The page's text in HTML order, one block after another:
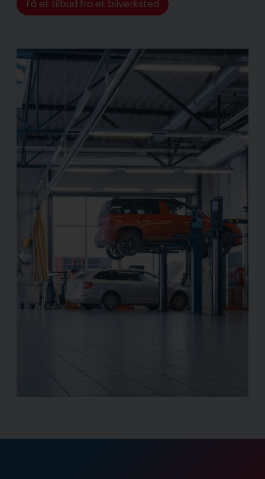
Få et tilbud fra et bilverksted